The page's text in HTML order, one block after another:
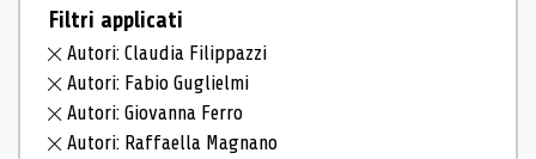
Filtri applicati
Autori: Claudia Filippazzi
Autori: Fabio Guglielmi
Autori: Giovanna Ferro
Autori: Raffaella Magnano